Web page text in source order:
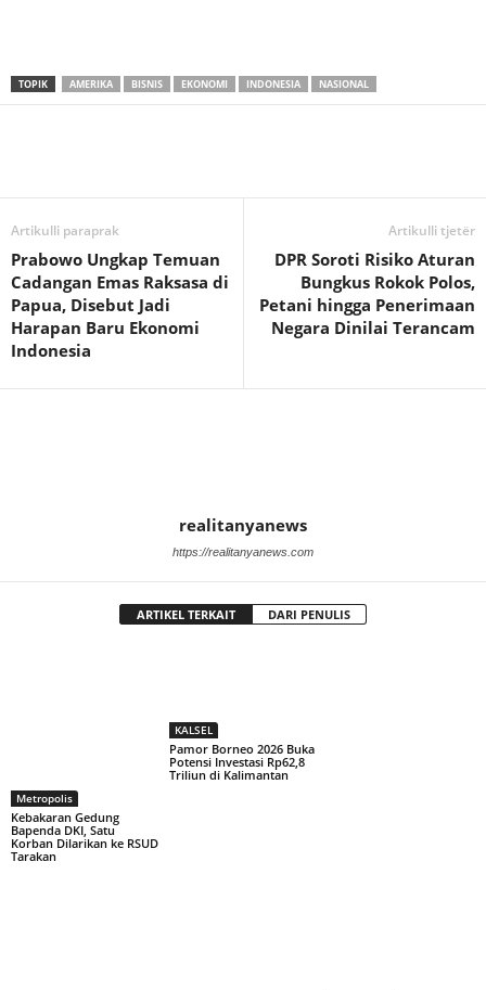
TOPIK AMERIKA BISNIS EKONOMI INDONESIA NASIONAL
Artikulli paraprak
Prabowo Ungkap Temuan
Cadangan Emas Raksasa di
Papua, Disebut Jadi
Harapan Baru Ekonomi
Indonesia
Artikulli tjetër
DPR Soroti Risiko Aturan
Bungkus Rokok Polos,
Petani hingga Penerimaan
Negara Dinilai Terancam
realitanyanews
https://realitanyanews.com
ARTIKEL TERKAIT DARI PENULIS
Metropolis
Kebakaran Gedung
Bapenda DKI, Satu
Korban Dilarikan ke RSUD
Tarakan
KALSEL
Pamor Borneo 2026 Buka
Potensi Investasi Rp62,8
Triliun di Kalimantan